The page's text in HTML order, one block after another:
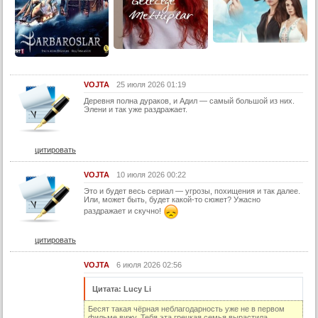
13 серия (суб)
14 серия
14 серия (суб)
15 серия (суб)
16 серия
16 серия (суб)
18 серия (суб)
19 серия (суб)
VOJTA
25 июля 2026 01:19
Деревня полна дураков, и Адил — самый большой из них.
Элени и так уже раздражает.
цитировать
VOJTA
10 июля 2026 00:22
Это и будет весь сериал — угрозы, похищения и так далее.
Или, может быть, будет какой-то сюжет? Ужасно
раздражает и скучно!
цитировать
VOJTA 6 июля 2026 02:56
Цитата: Lucy Li
Бесят такая чёрная неблагодарность уже не в первом